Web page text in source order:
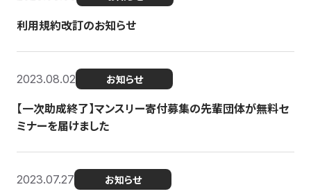
利用規約改訂のお知らせ
2023.08.02 お知らせ
【一次助成終了】マンスリー寄付募集の先輩団体が無料セ
ミナーを届けました
2023.07.27 お知らせ